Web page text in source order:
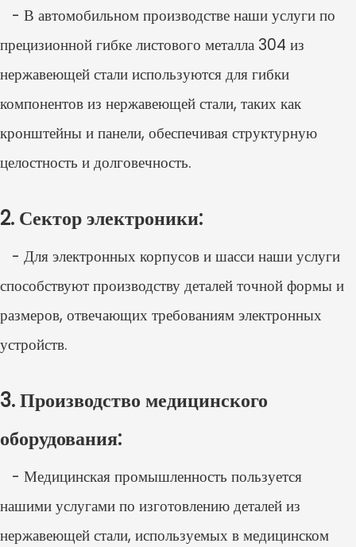
- В автомобильном производстве наши услуги по
прецизионной гибке листового металла 304 из
нержавеющей стали используются для гибки
компонентов из нержавеющей стали, таких как
кронштейны и панели, обеспечивая структурную
целостность и долговечность.
2. Сектор электроники:
- Для электронных корпусов и шасси наши услуги
способствуют производству деталей точной формы и
размеров, отвечающих требованиям электронных
устройств.
3. Производство медицинского
оборудования:
- Медицинская промышленность пользуется
нашими услугами по изготовлению деталей из
нержавеющей стали, используемых в медицинском